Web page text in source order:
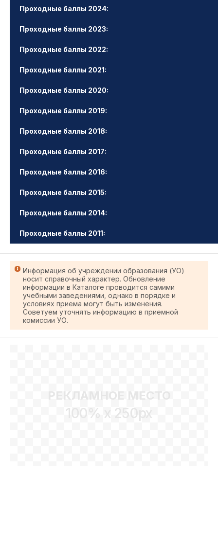
Проходные баллы 2024:
Проходные баллы 2023:
Проходные баллы 2022:
Проходные баллы 2021:
Проходные баллы 2020:
Проходные баллы 2019:
Проходные баллы 2018:
Проходные баллы 2017:
Проходные баллы 2016:
Проходные баллы 2015:
Проходные баллы 2014:
Проходные баллы 2011:
Информация об учреждении образования (УО)
носит справочный характер. Обновление
информации в Каталоге проводится самими
учебными заведениями, однако в порядке и
условиях приема могут быть изменения.
Советуем уточнять информацию в приемной
комиссии УО.
РЕКЛАМНОЕ МЕСТО
100% x 250px